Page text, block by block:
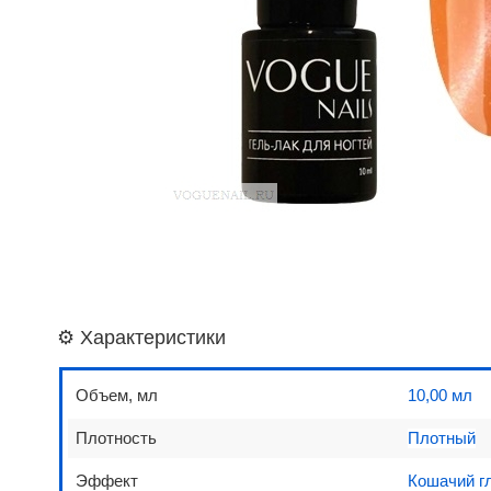
⚙️ Характеристики
Объем, мл 10,00 мл
Плотность Плотный
Эффект Кошачий